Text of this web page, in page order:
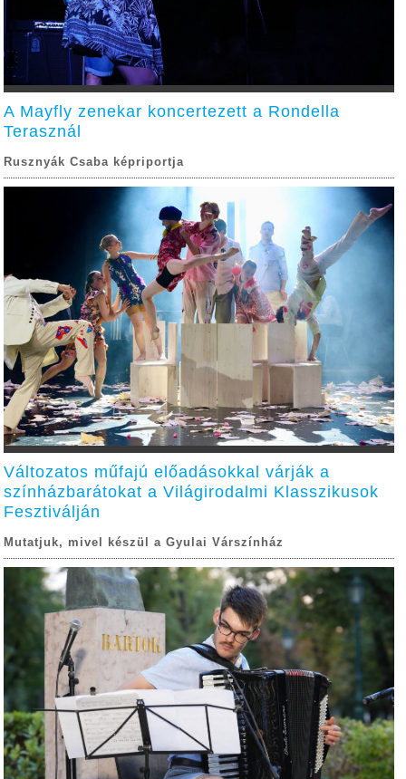
A Mayfly zenekar koncertezett a Rondella
Terasznál
Rusznyák Csaba képriportja
Változatos műfajú előadásokkal várják a
színházbarátokat a Világirodalmi Klasszikusok
Fesztiválján
Mutatjuk, mivel készül a Gyulai Várszínház